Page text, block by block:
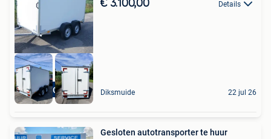
NIEUW +GARANTIE
€ 3.100,00 Details
Diksmuide 22 jul 26
Gesloten autotransporter te huur